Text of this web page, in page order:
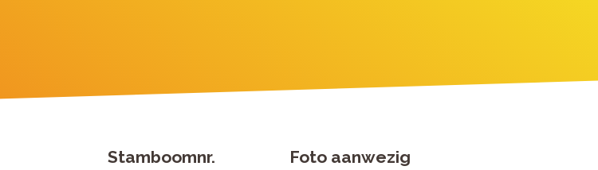
Stamboomnr. Foto aanwezig